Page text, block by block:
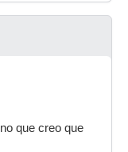
que creo que